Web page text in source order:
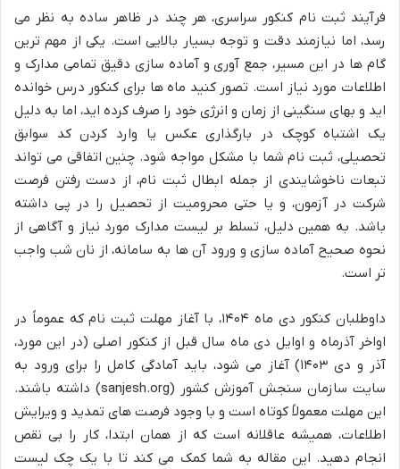
فرآیند ثبت نام کنکور سراسری، هر چند در ظاهر ساده به نظر می
رسد، اما نیازمند دقت و توجه بسیار بالایی است. یکی از مهم ترین
گام ها در این مسیر، جمع آوری و آماده سازی دقیق تمامی مدارک و
اطلاعات مورد نیاز است. تصور کنید ماه ها برای کنکور درس خوانده
اید و بهای سنگینی از زمان و انرژی خود را صرف کرده اید، اما به دلیل
یک اشتباه کوچک در بارگذاری عکس یا وارد کردن کد سوابق
تحصیلی، ثبت نام شما با مشکل مواجه شود. چنین اتفاقی می تواند
تبعات ناخوشایندی از جمله ابطال ثبت نام، از دست رفتن فرصت
شرکت در آزمون، و یا حتی محرومیت از تحصیل را در پی داشته
باشد. به همین دلیل، تسلط بر لیست مدارک مورد نیاز و آگاهی از
نحوه صحیح آماده سازی و ورود آن ها به سامانه، از نان شب واجب
تر است.
داوطلبان کنکور دی ماه ۱۴۰۴، با آغاز مهلت ثبت نام که عموماً در
اواخر آذرماه و اوایل دی ماه سال قبل از کنکور اصلی (در این مورد،
آذر و دی ۱۴۰۳) آغاز می شود، باید آمادگی کامل را برای ورود به
سایت سازمان سنجش آموزش کشور (sanjesh.org) داشته باشند.
این مهلت معمولاً کوتاه است و با وجود فرصت های تمدید و ویرایش
اطلاعات، همیشه عاقلانه است که از همان ابتدا، کار را بی نقص
انجام دهید. این مقاله به شما کمک می کند تا با یک چک لیست